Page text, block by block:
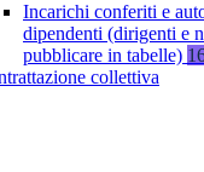
Incarichi conferiti e
dipendenti (dirigenti e
pubblicare in tabelle)
collettiva